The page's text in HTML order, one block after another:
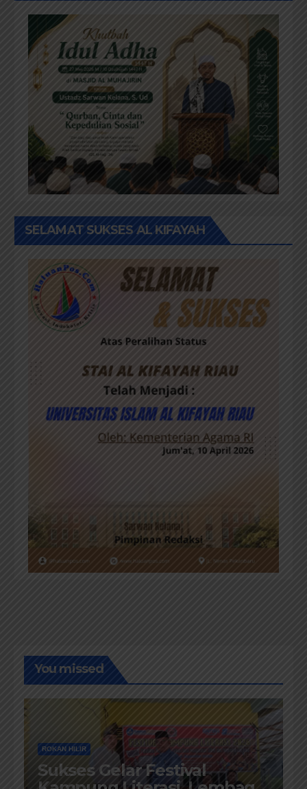
SELAMAT SUKSES AL KIFAYAH
You missed
ROKAN HILIR
Sukses Gelar Festival